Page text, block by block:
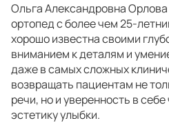
Ольга Александровна
ортопед с более чем 25-
хорошо известна своими
вниманием к деталям и
даже в самых сложных
возвращать пациентам не
речи, но и уверенность в себе
эстетику улыбки.